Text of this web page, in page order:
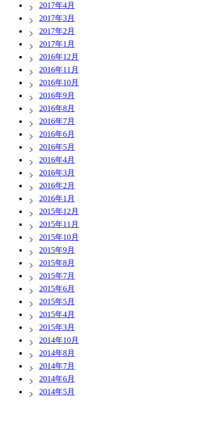
2017年4月
2017年3月
2017年2月
2017年1月
2016年12月
2016年11月
2016年10月
2016年9月
2016年8月
2016年7月
2016年6月
2016年5月
2016年4月
2016年3月
2016年2月
2016年1月
2015年12月
2015年11月
2015年10月
2015年9月
2015年8月
2015年7月
2015年6月
2015年5月
2015年4月
2015年3月
2014年10月
2014年8月
2014年7月
2014年6月
2014年5月